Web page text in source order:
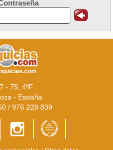
- 75, 4ºF
- España
/ 976 228 839